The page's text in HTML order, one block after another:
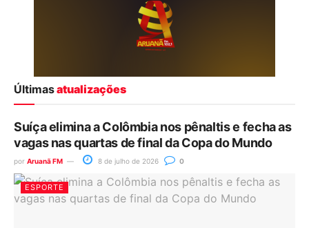
Últimasatualizações
Suíça elimina a Colômbia nos pênaltis e fecha as
vagas nas quartas de final da Copa do Mundo
por Aruanã FM 8 de julho de 2026 0
ESPORTE